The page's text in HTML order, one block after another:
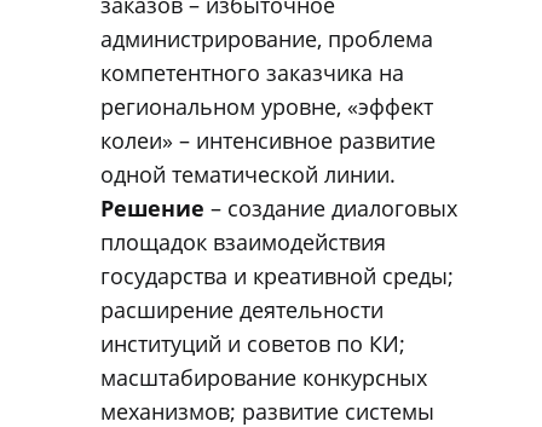
администрирование, проблема
компетентного заказчика на
региональном уровне, «эффект
колеи» – интенсивное развитие
одной тематической линии.
Решение – создание диалоговых
площадок взаимодействия
государства и креативной среды;
расширение деятельности
институций и советов по КИ;
масштабирование конкурсных
механизмов; развитие системы